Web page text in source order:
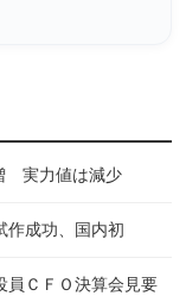
実力値は減少
成功、国内初
員ＣＦＯ決算会見要